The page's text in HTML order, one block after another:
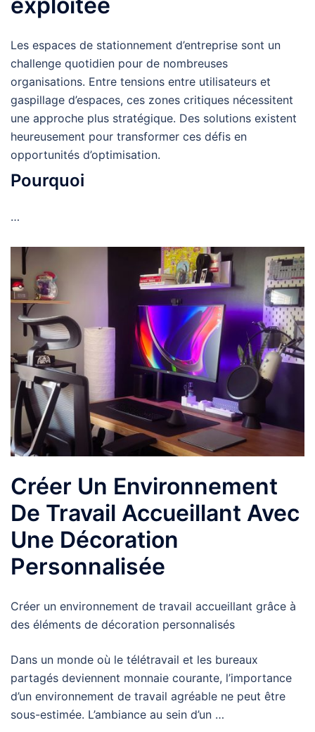
Les espaces de stationnement d’entreprise sont un
challenge quotidien pour de nombreuses
organisations. Entre tensions entre utilisateurs et
gaspillage d’espaces, ces zones critiques nécessitent
une approche plus stratégique. Des solutions existent
heureusement pour transformer ces défis en
opportunités d’optimisation.
Pourquoi
…
Créer Un Environnement
De Travail Accueillant Avec
Une Décoration
Personnalisée
Créer un environnement de travail accueillant grâce à
des éléments de décoration personnalisés
Dans un monde où le télétravail et les bureaux
partagés deviennent monnaie courante, l’importance
d’un environnement de travail agréable ne peut être
sous-estimée. L’ambiance au sein d’un …